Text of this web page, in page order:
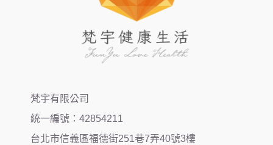
梵宇有限公司
統一編號：42854211
台北市信義區福德街251巷7弄40號3樓